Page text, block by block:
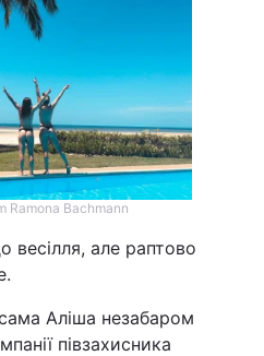
Ramona Bachmann
але раптово
Аліша незабаром
півзахисника